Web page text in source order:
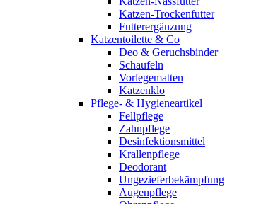
Katzen-Trockenfutter
Futterergänzung
Katzentoilette & Co
Deo & Geruchsbinder
Schaufeln
Vorlegematten
Katzenklo
Pflege- & Hygieneartikel
Fellpflege
Zahnpflege
Desinfektionsmittel
Krallenpflege
Deodorant
Ungezieferbekämpfung
Augenpflege